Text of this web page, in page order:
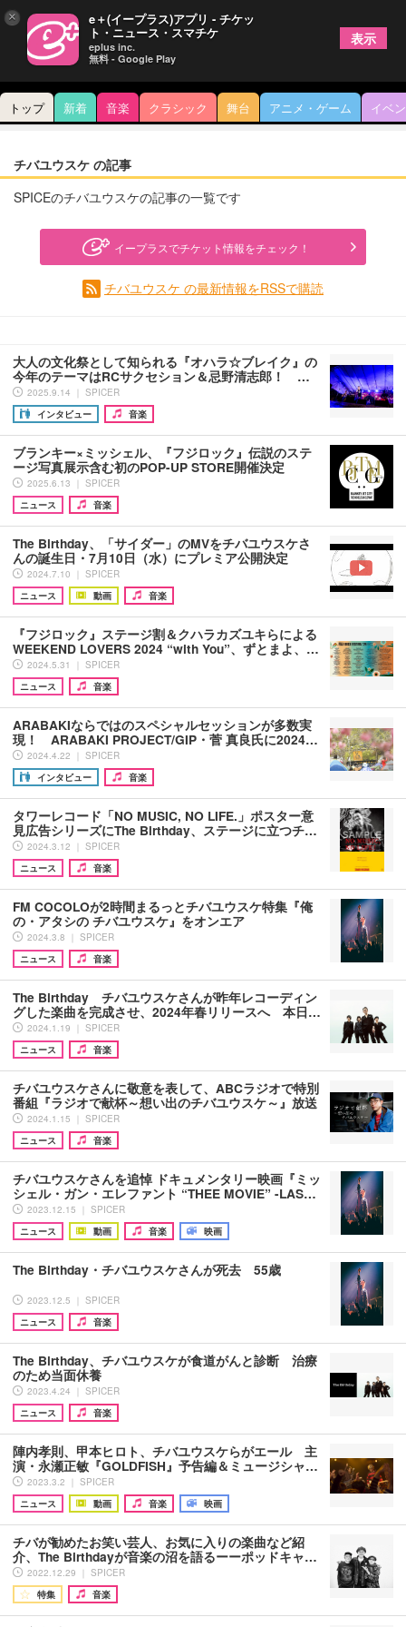
トップ 新着 音楽 クラシック 舞台 アニメ・ゲーム イベ
チバユウスケ の記事
SPICEのチバユウスケの記事の一覧です
イープラスでチケット情報をチェック！
チバユウスケ の最新情報をRSSで購読
大人の文化祭として知られる『オハラ☆ブレイク』の
今年のテーマはRCサクセション＆忌野清志郎！ …
2025.9.14 ｜ SPICER
インタビュー
音楽
ブランキー×ミッシェル、『フジロック』伝説のステ
ージ写真展示含む初のPOP-UP STORE開催決定
2025.6.13 ｜ SPICER
ニュース
音楽
The Birthday、「サイダー」のMVをチバユウスケさ
んの誕生日・7月10日（水）にプレミア公開決定
2024.7.10 ｜ SPICER
ニュース
動画 音楽
『フジロック』ステージ割＆クハラカズユキらによる
WEEKEND LOVERS 2024 “with You”、ずとまよ、…
2024.5.31 ｜ SPICER
ニュース
音楽
ARABAKIならではのスペシャルセッションが多数実
現！ ARABAKI PROJECT/GIP・菅 真良氏に2024…
2024.4.22 ｜ SPICER
インタビュー
音楽
タワーレコード「NO MUSIC, NO LIFE.」ポスター意
見広告シリーズにThe Birthday、ステージに立つチ…
2024.3.12 ｜ SPICER
ニュース
音楽
FM COCOLOが2時間まるっとチバユウスケ特集『俺
の・アタシの チバユウスケ』をオンエア
2024.3.8 ｜ SPICER
ニュース
音楽
The Birthday チバユウスケさんが昨年レコーディン
グした楽曲を完成させ、2024年春リリースへ 本日…
2024.1.19 ｜ SPICER
ニュース
音楽
チバユウスケさんに敬意を表して、ABCラジオで特別
番組『ラジオで献杯～想い出のチバユウスケ～』放送
2024.1.15 ｜ SPICER
ニュース
音楽
チバユウスケさんを追悼 ドキュメンタリー映画『ミッ
シェル・ガン・エレファント “THEE MOVIE” -LAS…
2023.12.15 ｜ SPICER
ニュース
動画 音楽 映画
The Birthday・チバユウスケさんが死去 55歳
2023.12.5 ｜ SPICER
ニュース
音楽
The Birthday、チバユウスケが食道がんと診断 治療
のため当面休養
2023.4.24 ｜ SPICER
ニュース
音楽
陣内孝則、甲本ヒロト、チバユウスケらがエール 主
演・永瀬正敏『GOLDFISH』予告編＆ミュージシャ…
2023.3.2 ｜ SPICER
ニュース
動画 音楽 映画
チバが勧めたお笑い芸人、お気に入りの楽曲など紹
介、The Birthdayが音楽の沼を語るーーポッドキャ…
2022.12.29 ｜ SPICER
特集
音楽
× e＋(イープラス)アプリ - チケッ
ト・ニュース・スマチケ
eplus inc.
無料 - Google Play
表示